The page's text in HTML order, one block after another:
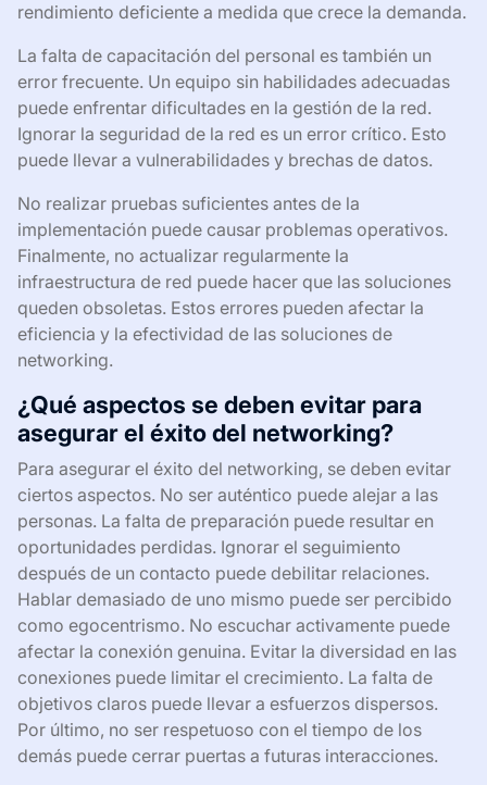
rendimiento deficiente a medida que crece la demanda.
La falta de capacitación del personal es también un
error frecuente. Un equipo sin habilidades adecuadas
puede enfrentar dificultades en la gestión de la red.
Ignorar la seguridad de la red es un error crítico. Esto
puede llevar a vulnerabilidades y brechas de datos.
No realizar pruebas suficientes antes de la
implementación puede causar problemas operativos.
Finalmente, no actualizar regularmente la
infraestructura de red puede hacer que las soluciones
queden obsoletas. Estos errores pueden afectar la
eficiencia y la efectividad de las soluciones de
networking.
¿Qué aspectos se deben evitar para
asegurar el éxito del networking?
Para asegurar el éxito del networking, se deben evitar
ciertos aspectos. No ser auténtico puede alejar a las
personas. La falta de preparación puede resultar en
oportunidades perdidas. Ignorar el seguimiento
después de un contacto puede debilitar relaciones.
Hablar demasiado de uno mismo puede ser percibido
como egocentrismo. No escuchar activamente puede
afectar la conexión genuina. Evitar la diversidad en las
conexiones puede limitar el crecimiento. La falta de
objetivos claros puede llevar a esfuerzos dispersos.
Por último, no ser respetuoso con el tiempo de los
demás puede cerrar puertas a futuras interacciones.